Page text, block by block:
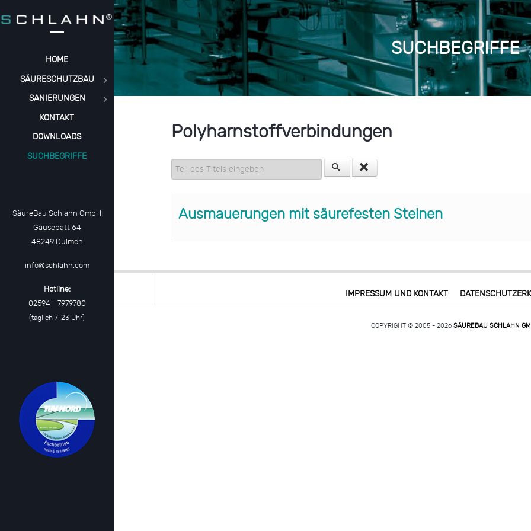
SUCHBEGRIFFE
Polyharnstoffverbindungen
Teil des Titels eingeben
Ausmauerungen mit säurefesten Steinen
IMPRESSUM UND KONTAKT
COPYRIGHT © 2005 - 2026 SÄUREBAU SCHLAHN
HOME
SÄURESCHUTZBAU
SANIERUNGEN
KONTAKT
DOWNLOADS
SUCHBEGRIFFE
SäureBau Schlahn GmbH
Gausepatt 64
48249 Dülmen
info@schlahn.com
Hotline:
02594 - 7979780
(täglich 7-23 Uhr)